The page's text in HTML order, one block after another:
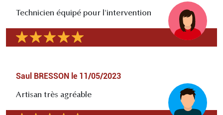
Technicien équipé pour l'intervention
Saul BRESSON le 11/05/2023
Artisan très agréable